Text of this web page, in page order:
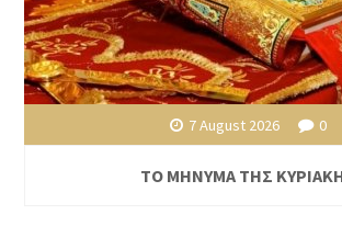
7 August 2026 0
ΤΟ ΜΗΝΥΜΑ ΤΗΣ